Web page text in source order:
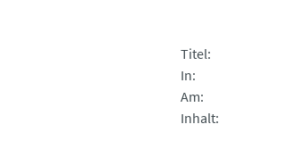
Titel
In
Am
Inhalt